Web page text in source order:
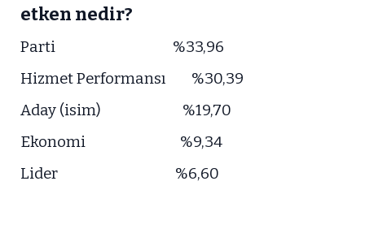
etken nedir?
Parti %33,96
Hizmet Performansı %30,39
Aday (isim) %19,70
Ekonomi %9,34
Lider %6,60